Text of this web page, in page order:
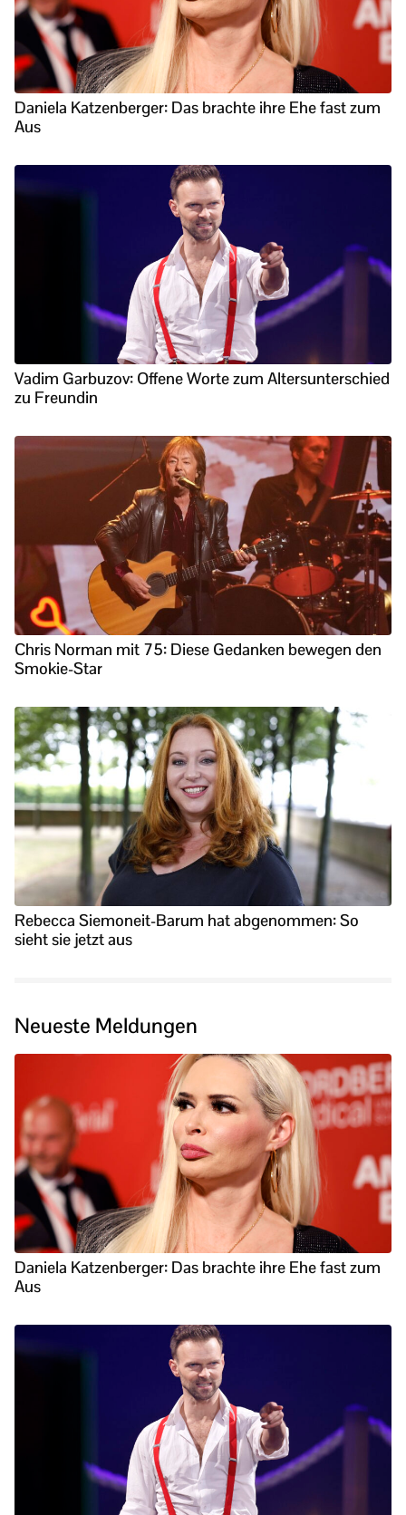
Daniela Katzenberger: Das brachte ihre Ehe fast zum
Aus
Vadim Garbuzov: Offene Worte zum Altersunterschied
zu Freundin
Chris Norman mit 75: Diese Gedanken bewegen den
Smokie-Star
Rebecca Siemoneit-Barum hat abgenommen: So
sieht sie jetzt aus
Neueste Meldungen
Daniela Katzenberger: Das brachte ihre Ehe fast zum
Aus